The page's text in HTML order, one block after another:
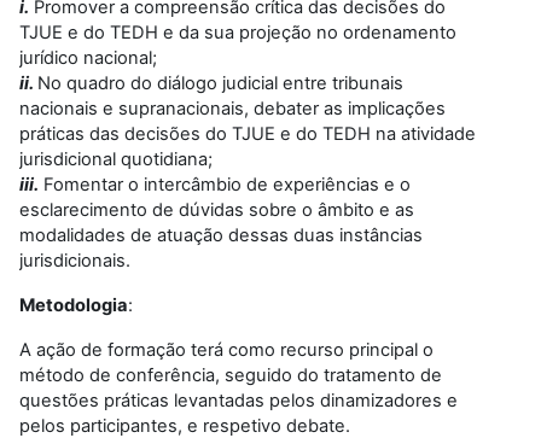
i. Promover a compreensão crítica das decisões do
TJUE e do TEDH e da sua projeção no ordenamento
jurídico nacional;
ii. No quadro do diálogo judicial entre tribunais
nacionais e supranacionais, debater as implicações
práticas das decisões do TJUE e do TEDH na atividade
jurisdicional quotidiana;
iii. Fomentar o intercâmbio de experiências e o
esclarecimento de dúvidas sobre o âmbito e as
modalidades de atuação dessas duas instâncias
jurisdicionais.
Metodologia:
A ação de formação terá como recurso principal o
método de conferência, seguido do tratamento de
questões práticas levantadas pelos dinamizadores e
pelos participantes, e respetivo debate.